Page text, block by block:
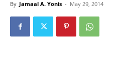
By Jamaal A. Yonis - May 29, 2014